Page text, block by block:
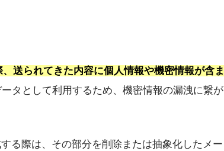
送られてきた内容に個人情報や機密情報が含ま
タとして利用するため、機密情報の漏洩に繋が
る際は、その部分を削除または抽象化したメー